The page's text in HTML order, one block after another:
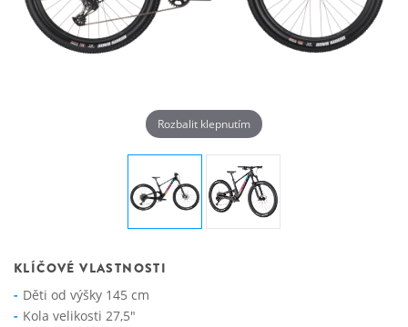
Rozbalit klepnutím
KLÍČOVÉ VLASTNOSTI
Děti od výšky 145 cm
Kola velikosti 27,5"